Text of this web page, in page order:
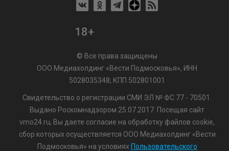
18+
© Все права защищены
ООО Медиахолдинг «Вести Подмосковья», ИНН
5028035348; КПП 502801001
Свидетельство о регистрации СМИ ЭЛ № ФС 77 - 70501.
Выдано Роскомнадзором 25.07.2017. Посещая сайт
vmo24.ru, Вы даете согласие на обработку файлов cookie,
сбор которых осуществляется ООО Медиахолдинг «Вести
Подмосковья» на условиях Пользовательского